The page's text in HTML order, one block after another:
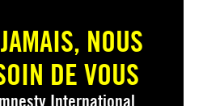
NOUS
DE VOUS
International